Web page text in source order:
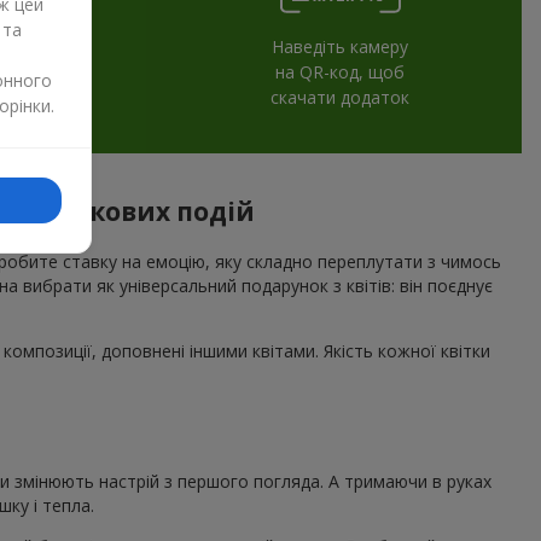
Наведіть камеру
на QR-код, щоб
скачати додаток
святкових подій
ставку на емоцію, яку складно переплутати з чимось
як універсальний подарунок з квітів: він поєднує
доповнені іншими квітами. Якість кожної квітки
змінюють настрій з першого погляда. А тримаючи в руках
і тепла.